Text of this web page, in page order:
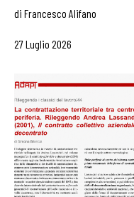
di Francesco Alifano
27 Luglio 2026